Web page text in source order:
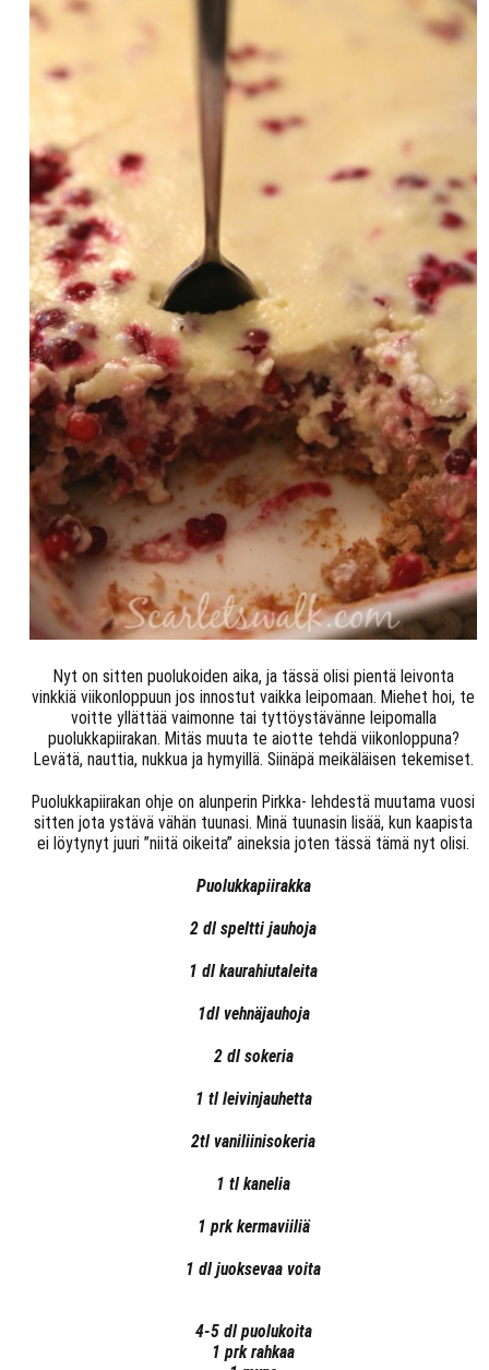
Nyt on sitten puolukoiden aika, ja tässä olisi pientä leivonta
vinkkiä viikonloppuun jos innostut vaikka leipomaan. Miehet hoi, te
voitte yllättää vaimonne tai tyttöystävänne leipomalla
puolukkapiirakan. Mitäs muuta te aiotte tehdä viikonloppuna?
Levätä, nauttia, nukkua ja hymyillä. Siinäpä meikäläisen tekemiset.
Puolukkapiirakan ohje on alunperin Pirkka- lehdestä muutama vuosi
sitten jota ystävä vähän tuunasi. Minä tuunasin lisää, kun kaapista
ei löytynyt juuri ”niitä oikeita” aineksia joten tässä tämä nyt olisi.
Puolukkapiirakka
2 dl speltti jauhoja
1 dl kaurahiutaleita
1dl vehnäjauhoja
2 dl sokeria
1 tl leivinjauhetta
2tl vaniliinisokeria
1 tl kanelia
1 prk kermaviiliä
1 dl juoksevaa voita
4-5 dl puolukoita
1 prk rahkaa